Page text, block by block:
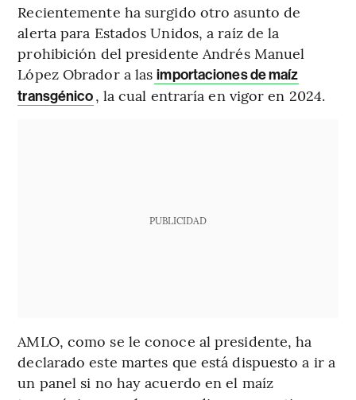
Recientemente ha surgido otro asunto de
alerta para Estados Unidos, a raíz de la
prohibición del presidente Andrés Manuel
López Obrador a las importaciones de maíz
transgénico, la cual entraría en vigor en 2024.
PUBLICIDAD
AMLO, como se le conoce al presidente, ha
declarado este martes que está dispuesto a ir a
un panel si no hay acuerdo en el maíz